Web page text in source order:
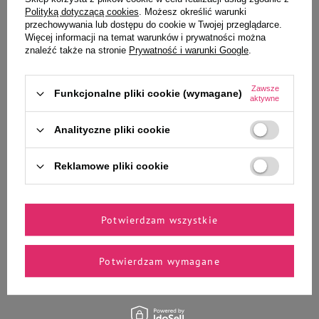
DODATKI PASZOWE
kolba owoce egzotyczne: barwniki
SPOSÓB UŻYCIA
Podawaj jako uzupełnienie pełnowartościowego pokarmu.
- +
Do koszyka
-
Do koszyka
Wybrane specjalnie dla
Ciebie i Twojego czworonoga
Sticks Rabbits-Chinchillas Herbs
110g
gryzoni 70 g
Polityką dotyczącą cookies. Możesz określić warunki
przechowywania lub dostępu do cookie w Twojej przeglądarce.
Więcej informacji na temat warunków i prywatności można
znaleźć także na stronie Prywatność i warunki Google.
Funkcjonalne pliki cookie (wymagane)
Zawsze
aktywne
Analityczne pliki cookie
Reklamowe pliki cookie
Potwierdzam wymagane
Potwierdzam wszystkie